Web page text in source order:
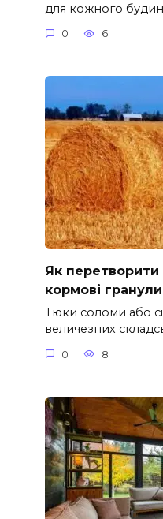
для кожного
0 6
Як перетворити
кормові
Тюки соломи або
величезних
0 8